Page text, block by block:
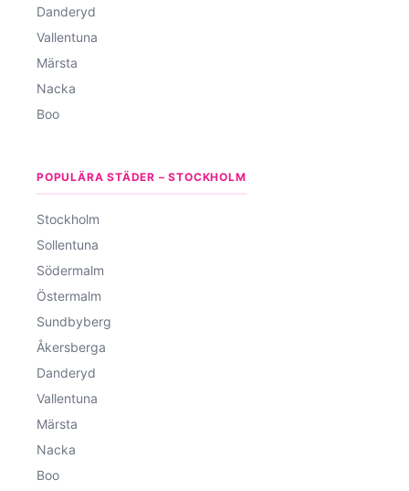
Danderyd
Vallentuna
Märsta
Nacka
Boo
POPULÄRA STÄDER – STOCKHOLM
Stockholm
Sollentuna
Södermalm
Östermalm
Sundbyberg
Åkersberga
Danderyd
Vallentuna
Märsta
Nacka
Boo